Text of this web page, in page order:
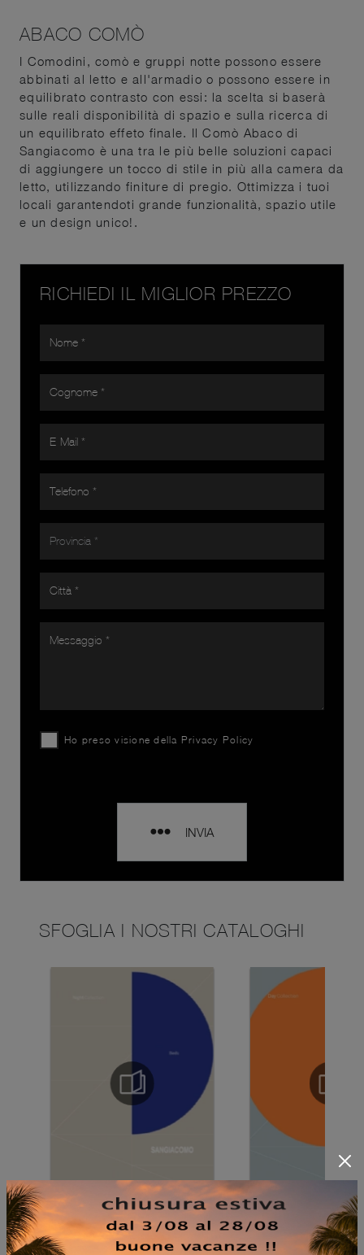
ABACO COMÒ
I Comodini, comò e gruppi notte possono essere
abbinati al letto e all'armadio o possono essere in
equilibrato contrasto con essi: la scelta si baserà
sulle reali disponibilità di spazio e sulla ricerca di
un equilibrato effeto finale. Il Comò Abaco di
Sangiacomo è una tra le più belle soluzioni capaci
di aggiungere un tocco di stile in più alla camera da
letto, utilizzando finiture di pregio. Ottimizza i tuoi
locali garantendoti grande funzionalità, spazio utile
e un design unico!.
RICHIEDI IL MIGLIOR PREZZO
Ho preso visione della Privacy Policy
INVIA
SFOGLIA I NOSTRI CATALOGHI